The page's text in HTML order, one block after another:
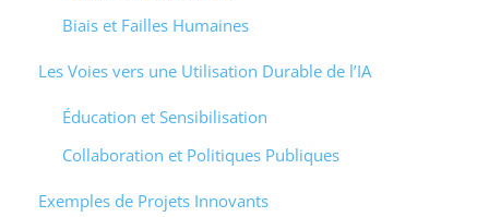
Biais et Failles Humaines
Les Voies vers une Utilisation Durable de l’IA
Éducation et Sensibilisation
Collaboration et Politiques Publiques
Exemples de Projets Innovants